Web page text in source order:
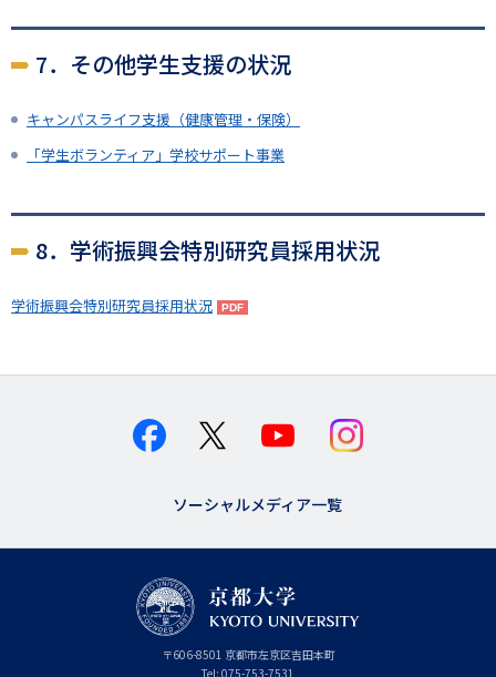
7．その他学生支援の状況
キャンパスライフ支援（健康管理・保険）
「学生ボランティア」学校サポート事業
8．学術振興会特別研究員採用状況
学術振興会特別研究員採用状況
ソーシャルメディア一覧
〒606-8501 京
都
京都市左京区吉田本町
Tel: 075-753-7531